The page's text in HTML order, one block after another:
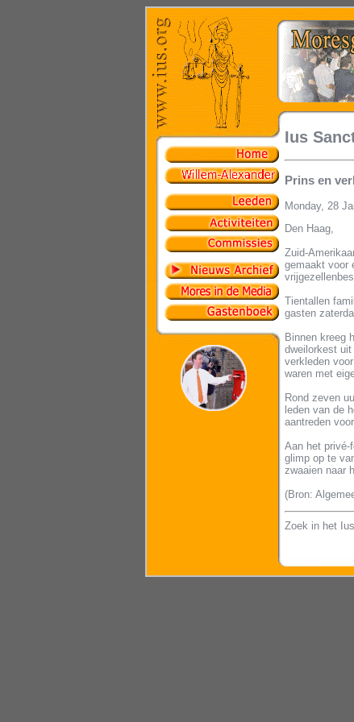
Ius
Prins en
Monday, 28
Den Haag,
Zuid-
gemaakt voor
Tientallen
gasten
Binnen kreeg
dweilorkest
verkleden
waren met
Rond zeven
leden van de
aantreden
Aan het privé-
glimp op te
zwaaien naar
(Bron:
Zoek in het